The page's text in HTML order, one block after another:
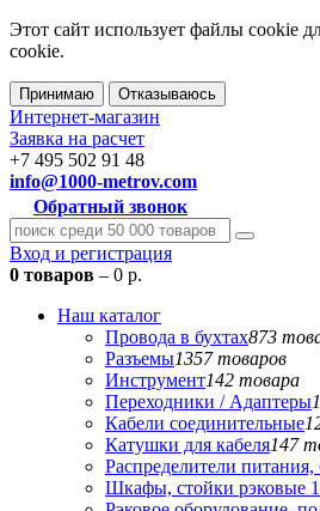
Этот сайт использует файлы cookie
cookie.
Принимаю Отказываюсь
Интернет-магазин
Заявка на расчет
+7 495 502 91 48
info@1000-metrov.com
Обратный звонок
Вход и регистрация
0 товаров – 0 р.
Наш каталог
Провода в бухтах873
Разъемы1357 товаров
Инструмент142 товара
Переходники / Адаптеры
Кабели соединительные
Катушки для кабеля147
Распределители питания,
Шкафы, стойки рэковые